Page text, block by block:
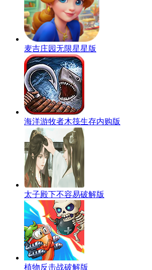
麦吉庄园无限星星版
海洋游牧者木筏生存内购版
太子殿下不容易破解版
植物反击战破解版